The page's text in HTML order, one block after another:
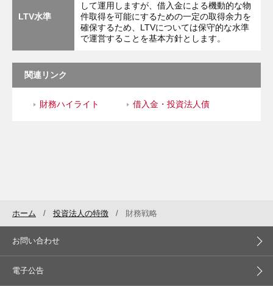
LTV水準
して運用しますが、借入金による機動的な物
件取得を可能にするための一定の取得余力を
確保するため、LTVについては保守的な水準
で運営することを基本方針とします。
関連リンク
財務ハイライト 借入金・投資法人債
ホーム 投資法人の特徴 財務戦略
お問い合わせ
電子公告